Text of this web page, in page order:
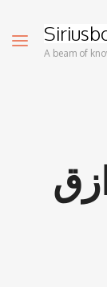
A beam of